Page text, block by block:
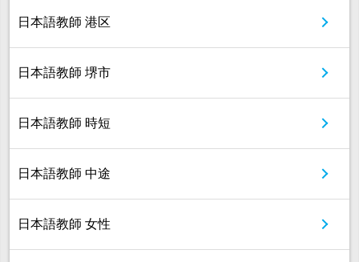
日本語教師 港区
日本語教師 堺市
日本語教師 時短
日本語教師 中途
日本語教師 女性